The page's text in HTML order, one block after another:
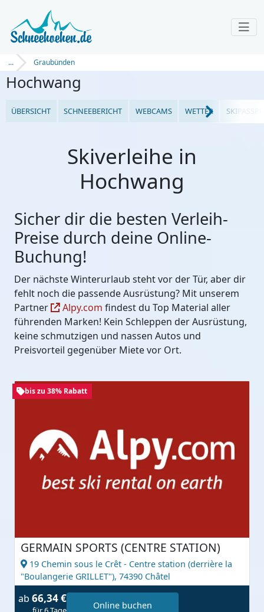
... Graubünden
Hochwang
ÜBERSICHT SCHNEEBERICHT WEBCAMS WETTER
Skiverleihe in
Hochwang
Sicher dir die besten Verleih-
Preise durch deine Online-
Buchung!
Der nächste Winterurlaub steht vor der Tür, aber dir
fehlt noch die passende Ausrüstung? Mit unserem
Partner
Alpy.com findest du Top Material aller
führenden Marken! Kein Schleppen der Ausrüstung,
keine schmutzigen und nassen Autos und
Preisvorteil gegenüber Miete vor Ort.
bis zu 38% Rabatt
GERMAIN SPORTS (CENTRE STATION)
19 Chemin sous le Crêt - Centre station (derrière la
"Boulangerie GRILLET"), 74390 Châtel
ab 66,34 €
Online buchen